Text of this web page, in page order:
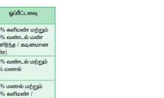
தண்டுகளைப் பாதுகாக்கின்றன.
factors):
உருவான மண்ணின் ஒரு உயிரற்ற